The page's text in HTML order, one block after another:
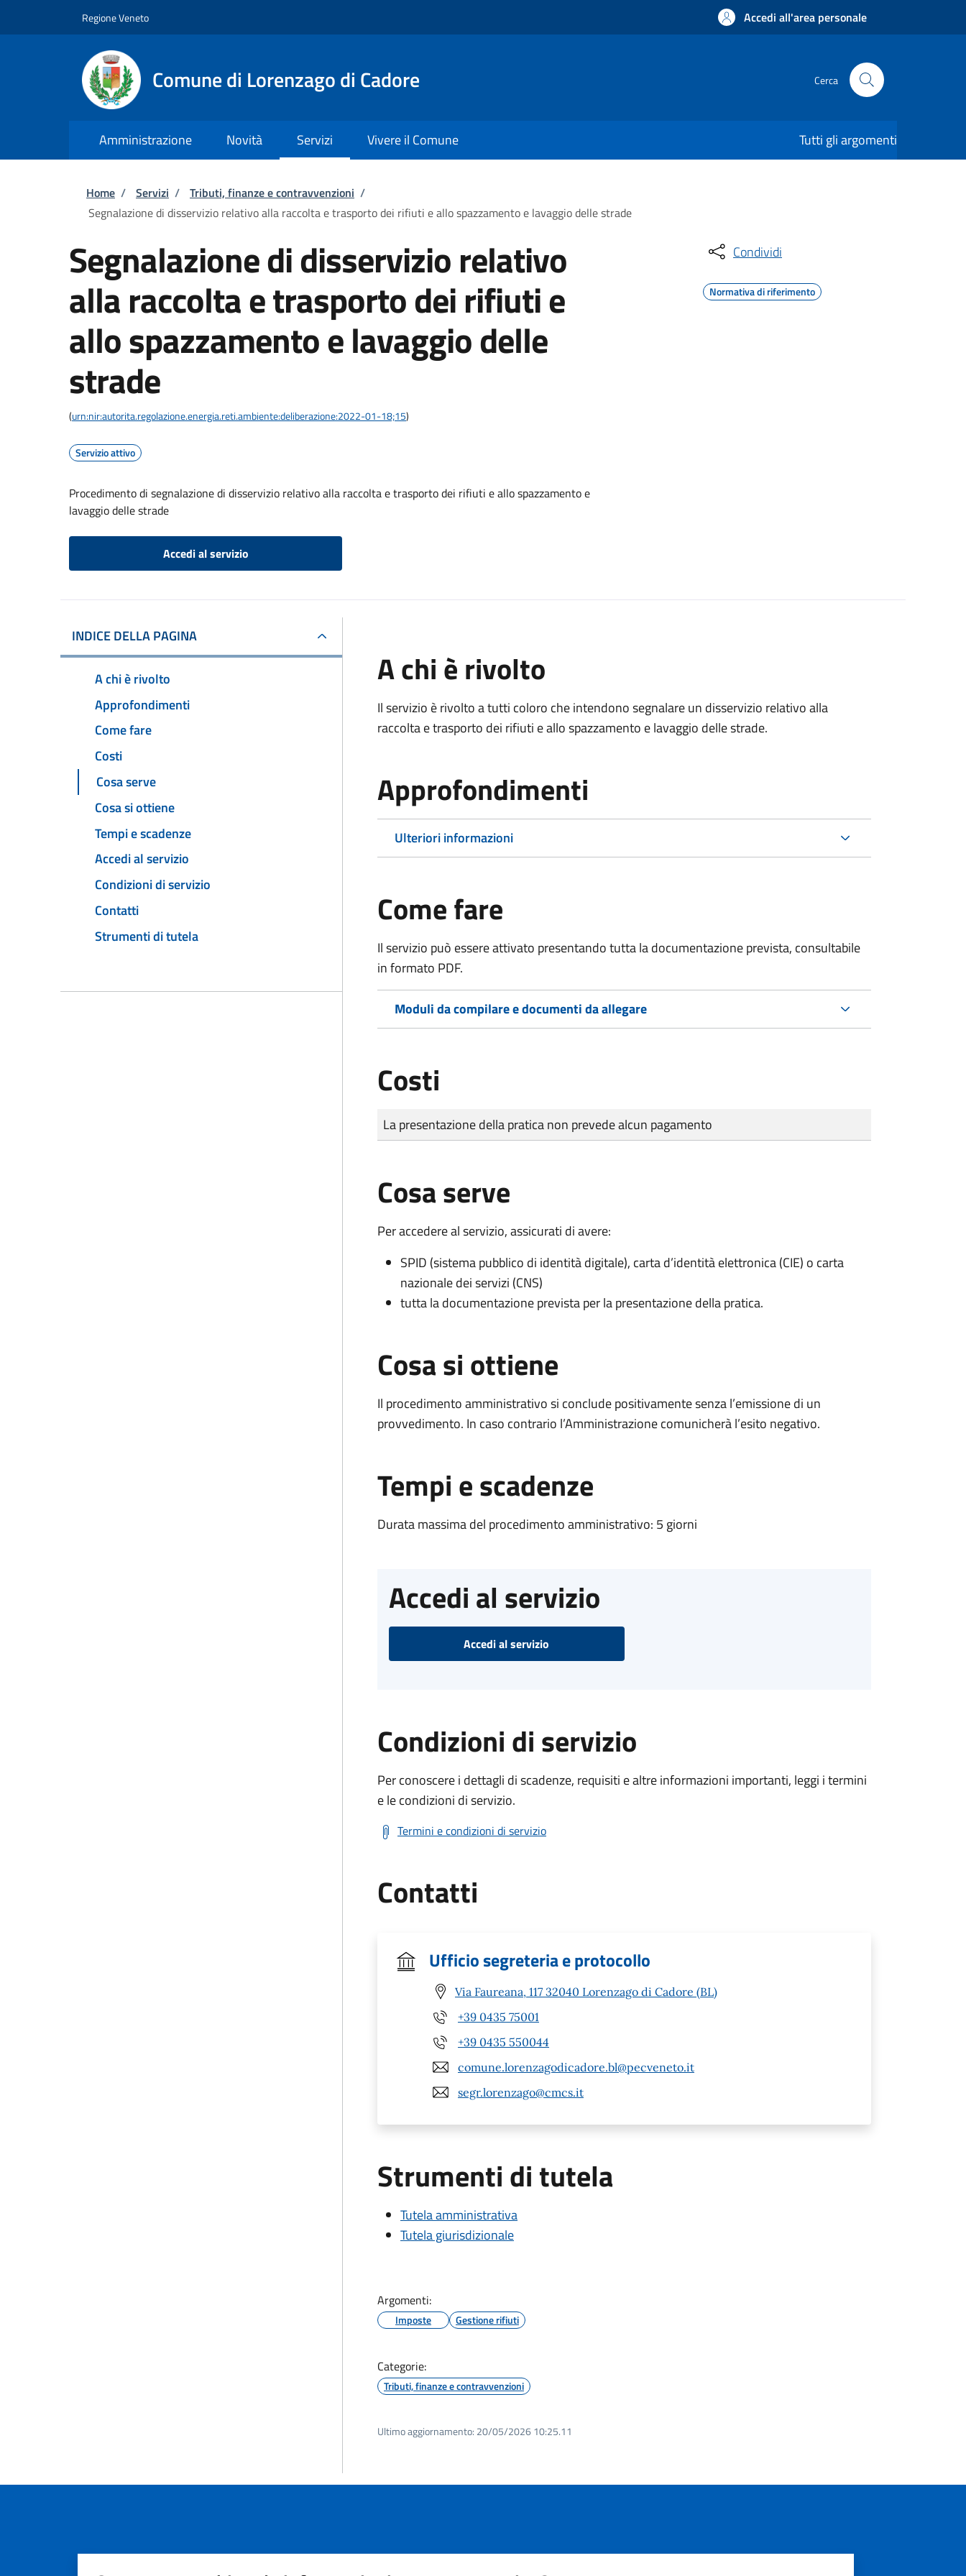
Regione Veneto Accedi all'area personale
Comune di Lorenzago di Cadore Cerca
Amministrazione Novità Servizi Vivere il Comune Tutti gli argomenti
Briciole di pane
Home / Servizi / Tributi, finanze e contravvenzioni /
Segnalazione di disservizio relativo alla raccolta e trasporto dei rifiuti e allo spazzamento e lavaggio delle strade
Segnalazione di disservizio relativo
alla raccolta e trasporto dei rifiuti e
allo spazzamento e lavaggio delle
strade
(urn:nir:autorita.regolazione.energia.reti.ambiente:deliberazione:2022-01-18;15)
Servizio attivo
Procedimento di segnalazione di disservizio relativo alla raccolta e trasporto dei rifiuti e allo spazzamento e
lavaggio delle strade
Accedi al servizio
Condividi
Normativa di riferimento
INDICE DELLA PAGINA
A chi è rivolto
Approfondimenti
Come fare
Costi
Cosa serve
Cosa si ottiene
Tempi e scadenze
Accedi al servizio
Condizioni di servizio
Contatti
Strumenti di tutela
A chi è rivolto
Il servizio è rivolto a tutti coloro che intendono segnalare un disservizio relativo alla
raccolta e trasporto dei rifiuti e allo spazzamento e lavaggio delle strade.
Approfondimenti
Ulteriori informazioni
Come fare
Il servizio può essere attivato presentando tutta la documentazione prevista, consultabile
in formato PDF.
Moduli da compilare e documenti da allegare
Costi
Tipo di pagamento
Importo
La presentazione della pratica non prevede alcun pagamento
Cosa serve
Per accedere al servizio, assicurati di avere:
SPID (sistema pubblico di identità digitale), carta d’identità elettronica (CIE) o carta
nazionale dei servizi (CNS)
tutta la documentazione prevista per la presentazione della pratica.
Cosa si ottiene
Il procedimento amministrativo si conclude positivamente senza l’emissione di un
provvedimento. In caso contrario l’Amministrazione comunicherà l’esito negativo.
Tempi e scadenze
Durata massima del procedimento amministrativo: 5 giorni
Accedi al servizio
Accedi al servizio
Condizioni di servizio
Per conoscere i dettagli di scadenze, requisiti e altre informazioni importanti, leggi i termini
e le condizioni di servizio.
Termini e condizioni di servizio
Contatti
Ufficio segreteria e protocollo
Via Faureana, 117 32040 Lorenzago di Cadore (BL)
+39 0435 75001
+39 0435 550044
comune.lorenzagodicadore.bl@pecveneto.it
segr.lorenzago@cmcs.it
Strumenti di tutela
Tutela amministrativa
Tutela giurisdizionale
Argomenti:
Imposte Gestione rifiuti
Categorie:
Tributi, finanze e contravvenzioni
Ultimo aggiornamento: 20/05/2026 10:25.11